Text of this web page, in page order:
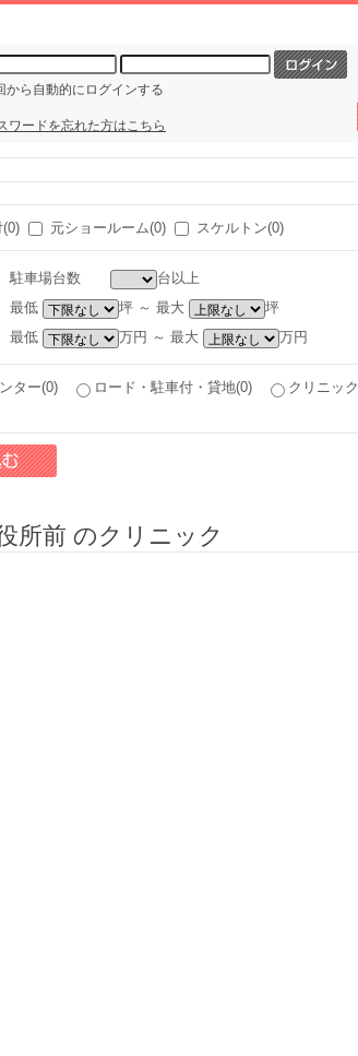
から自動的にログインする
ワードを忘れた方はこちら
元ショールーム(0) スケルトン(0)
駐車場台数
台以上
最低 坪 ～ 最大
坪
最低 万円 ～ 最大 万円
ター(0) ロード・駐車付・貸地(0)
クリニック
所前 のクリニック